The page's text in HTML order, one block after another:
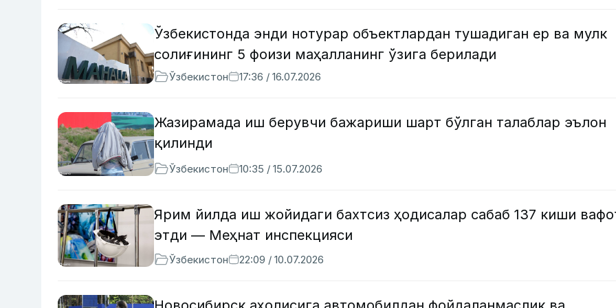
Ўзбекистонда энди нотурар объектлардан тушадиган ер ва мулк
солиғининг 5 фоизи маҳалланинг ўзига берилади
Ўзбекистон 17:36 / 16.07.2026
Жазирамада иш берувчи бажариши шарт бўлган талаблар эълон
қилинди
Ўзбекистон 10:35 / 15.07.2026
Ярим йилда иш жойидаги бахтсиз ҳодисалар сабаб 137 киши
этди — Меҳнат инспекцияси
Ўзбекистон 22:09 / 10.07.2026